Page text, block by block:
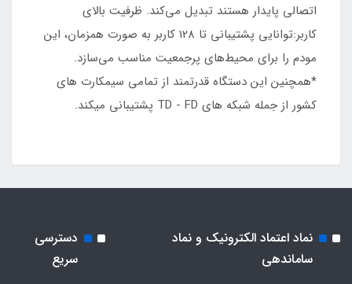
اتصالی پایدار هستند تبدیل می‌کند. ظرفیت بالای
کاربر:توانایی پشتیبانی تا 128 کاربر به صورت همزمان، این
مودم را برای محیط‌های پرجمعیت مناسب می‌سازد.
*همچنین این دستگاه قدرتمند از تمامی سیمکارت های
کشور از جمله شبکه های TD - FD پشتیبانی میکند.
نماد اعتماد الکترونیک و نماد
ساماندهی
دسترسی
سریع